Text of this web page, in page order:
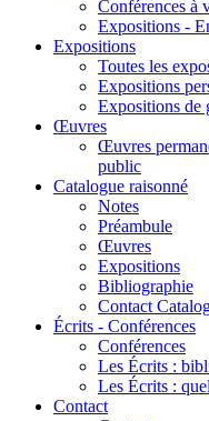
Conférences à
Expositions -
Expositions
Toutes les
Expositions
Expositions de
Œuvres
Œuvres
public
Catalogue raisonné
Notes
Préambule
Œuvres
Expositions
Bibliographie
Contact
Écrits - Conférences
Conférences
Les Écrits :
Les Écrits :
Contact